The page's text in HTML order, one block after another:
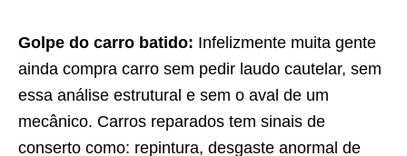
Golpe do carro batido: Infelizmente muita gente
ainda compra carro sem pedir laudo cautelar, sem
essa análise estrutural e sem o aval de um
mecânico. Carros reparados tem sinais de
conserto como: repintura, desgaste anormal de